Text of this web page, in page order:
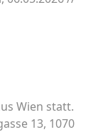
Wien statt.
13, 1070